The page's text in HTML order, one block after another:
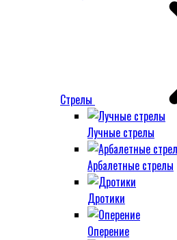
Стрелы
Лучные стрелы
Арбалетные стрелы
Дротики
Оперение